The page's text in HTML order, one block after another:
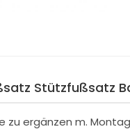
Stützfußsatz
zu ergänzen m.